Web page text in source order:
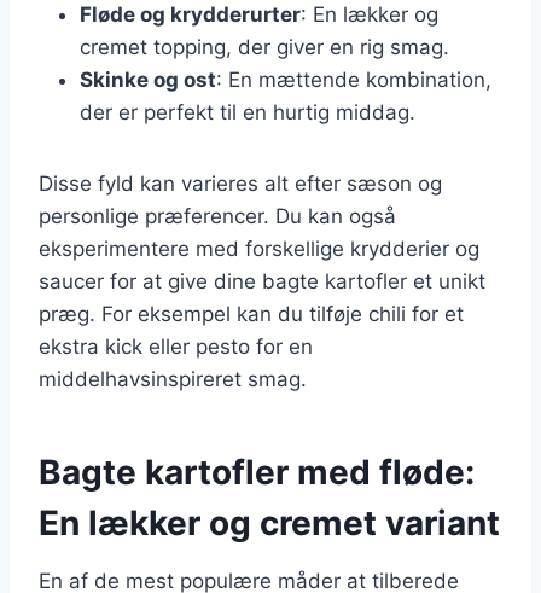
Fløde og krydderurter: En lækker og
cremet topping, der giver en rig smag.
Skinke og ost: En mættende kombination,
der er perfekt til en hurtig middag.
Disse fyld kan varieres alt efter sæson og
personlige præferencer. Du kan også
eksperimentere med forskellige krydderier og
saucer for at give dine bagte kartofler et unikt
præg. For eksempel kan du tilføje chili for et
ekstra kick eller pesto for en
middelhavsinspireret smag.
Bagte kartofler med fløde:
En lækker og cremet variant
En af de mest populære måder at tilberede